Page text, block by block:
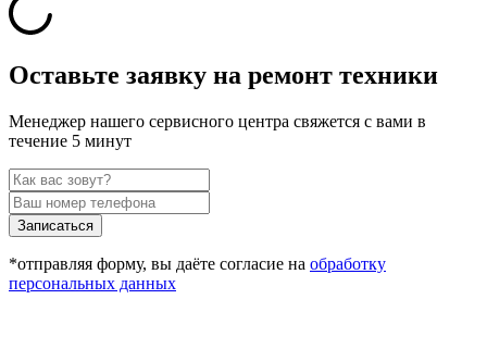
Оставьте заявку на ремонт техники
Менеджер нашего сервисного центра свяжется с вами в
течение 5 минут
Записаться
*отправляя форму, вы даёте согласие на обработку
персональных данных